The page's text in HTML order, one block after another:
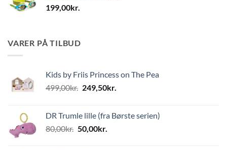
199,00kr.
VARER PÅ TILBUD
Kids by Friis Princess on The Pea
499,00kr. Den
var:
499,00kr..
249,50kr.
er:
DR Trumle lille (fra Børste serien)
80,00kr. Den
50,00kr.